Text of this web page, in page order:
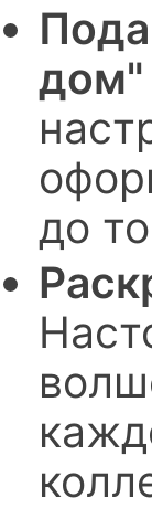
дом"
до